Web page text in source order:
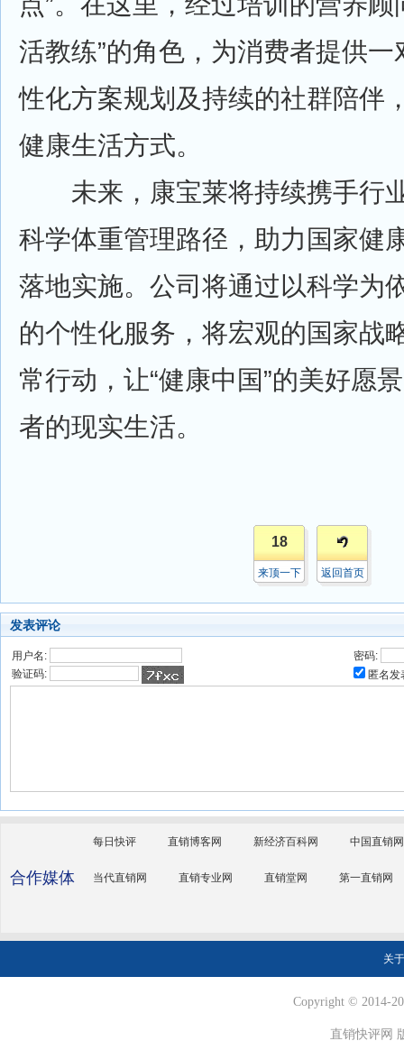
活教练”的角色，为消费者提供
性化方案规划及持续的社群陪伴
健康生活方式。
未来，康宝莱将持续携手行
科学体重管理路径，助力国家健
落地实施。公司将通过以科学为
的个性化服务，将宏观的国家战
常行动，让“健康中国”的美好愿
者的现实生活。
18
来顶一下 返回首页
发表评论
用户名:
密码:
验证码:
匿名发
合作媒体
每日快评 直销博客网 新经济百科网 中国直销网
当代直销网 直销专业网 直销堂网 第一直销网
关
Copyright © 2014-
直销快评网